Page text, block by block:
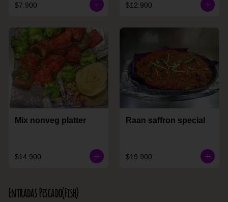
$7.900 $12.900
Mix nonveg platter
$14.900
Raan saffron special
$19.900
Entradas Pescado(Fish)